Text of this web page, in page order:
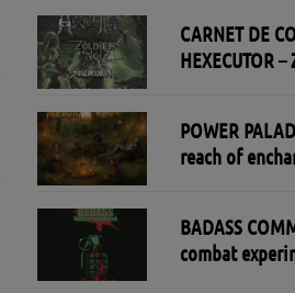
CARNET DE
HEXECUTOR
POWER
reach of
BADASS
combat